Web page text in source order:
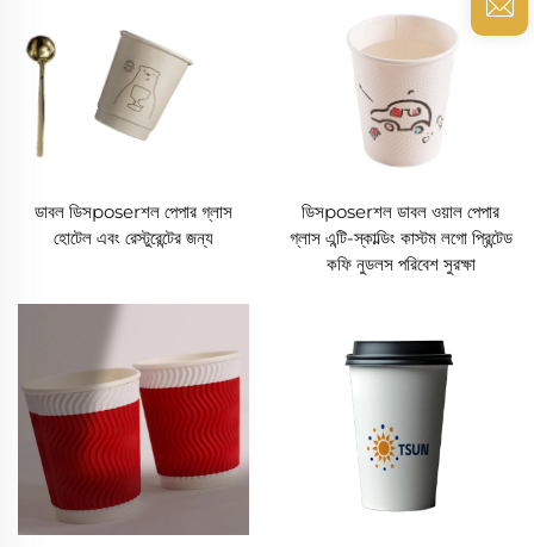
ডাবল ডিসposerশল পেপার গ্লাস
হোটেল এবং রেস্টুরেন্টের জন্য
ডিসposerশল ডাবল ওয়াল পেপার
গ্লাস এন্টি-স্কাল্ডিং কাস্টম লগো প্রিন্টেড
কফি নুডলস পরিবেশ সুরক্ষা